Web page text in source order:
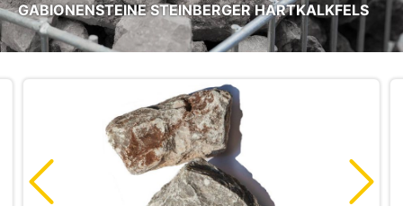
GABIONENSTEINE STEINBERGER HARTKALKFELS